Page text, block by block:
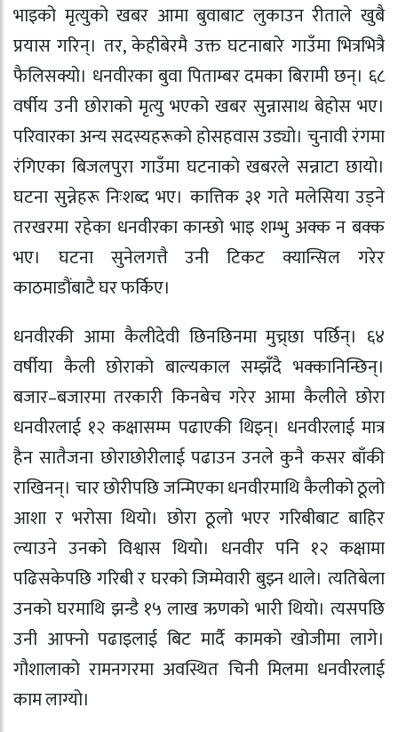
भाइको मृत्युको खबर आमा बुवाबाट लुकाउन रीताले खुबै
प्रयास गरिन्। तर, केहीबेरमै उक्त घटनाबारे गाउँमा भित्रभित्रै
फैलिसक्यो। धनवीरका बुवा पिताम्बर दमका बिरामी छन्। ६८
वर्षीय उनी छोराको मृत्यु भएको खबर सुन्नासाथ बेहोस भए।
परिवारका अन्य सदस्यहरूको होसहवास उड्यो। चुनावी रंगमा
रंगिएका बिजलपुरा गाउँमा घटनाको खबरले सन्नाटा छायो।
घटना सुन्नेहरू निःशब्द भए। कात्तिक ३१ गते मलेसिया उड्ने
तरखरमा रहेका धनवीरका कान्छो भाइ शम्भु अक्क न बक्क
भए। घटना सुनेलगत्तै उनी टिकट क्यान्सिल गरेर
काठमाडौंबाटै घर फर्किए।
धनवीरकी आमा कैलीदेवी छिनछिनमा मुच्र्छा पर्छिन्। ६४
वर्षीया कैली छोराको बाल्यकाल सम्झँदै भक्कानिन्छिन्।
बजार–बजारमा तरकारी किनबेच गरेर आमा कैलीले छोरा
धनवीरलाई १२ कक्षासम्म पढाएकी थिइन्। धनवीरलाई मात्र
हैन सातैजना छोराछोरीलाई पढाउन उनले कुनै कसर बाँकी
राखिनन्। चार छोरीपछि जन्मिएका धनवीरमाथि कैलीको ठूलो
आशा र भरोसा थियो। छोरा ठूलो भएर गरिबीबाट बाहिर
ल्याउने उनको विश्वास थियो। धनवीर पनि १२ कक्षामा
पढिसकेपछि गरिबी र घरको जिम्मेवारी बुझ्न थाले। त्यतिबेला
उनको घरमाथि झन्डै १५ लाख ऋणको भारी थियो। त्यसपछि
उनी आफ्नो पढाइलाई बिट मार्दै कामको खोजीमा लागे।
गौशालाको रामनगरमा अवस्थित चिनी मिलमा धनवीरलाई
काम लाग्यो।